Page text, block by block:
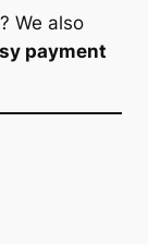
We also
payment